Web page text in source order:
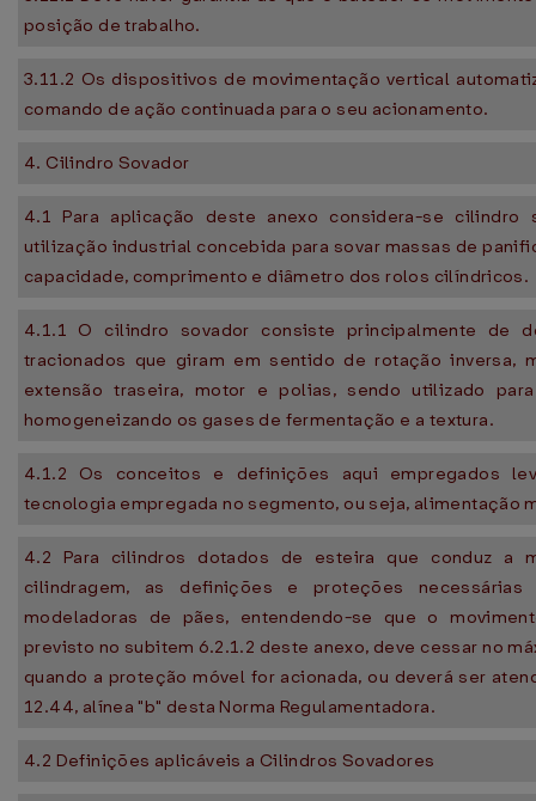
posição de trabalho.
3.11.2 Os dispositivos de movimentação vertical
comando de ação continuada para o seu acionamento.
4. Cilindro Sovador
4.1 Para aplicação deste anexo considera-se cilindro
utilização industrial concebida para sovar massas de
capacidade, comprimento e diâmetro dos rolos cilíndricos.
4.1.1 O cilindro sovador consiste principalmente de
tracionados que giram em sentido de rotação inversa,
extensão traseira, motor e polias, sendo utilizado
homogeneizando os gases de fermentação e a textura.
4.1.2 Os conceitos e definições aqui empregados
tecnologia empregada no segmento, ou seja, alimentação
4.2 Para cilindros dotados de esteira que conduz a
cilindragem, as definições e proteções
modeladoras de pães, entendendo-se que o
previsto no subitem 6.2.1.2 deste anexo, deve cessar no
quando a proteção móvel for acionada, ou deverá ser
12.44, alínea "b" desta Norma Regulamentadora.
4.2 Definições aplicáveis a Cilindros Sovadores